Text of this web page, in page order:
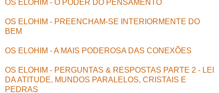
OS ELOHIM - O PODER DO PENSAMENTO
OS ELOHIM - PREENCHAM-SE INTERIORMENTE DO
BEM
OS ELOHIM - A MAIS PODEROSA DAS CONEXÕES
OS ELOHIM - PERGUNTAS & RESPOSTAS PARTE 2 - LEI
DA ATITUDE, MUNDOS PARALELOS, CRISTAIS E
PEDRAS